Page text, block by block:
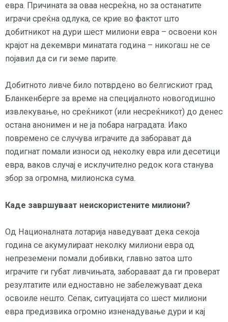
евра. Причината за оваа несреќна, но за останатите
играчи среќна одлука, се крие во фактот што
добитникот на дури шест милиони евра – освоени кон
крајот на декември минатата година – никогаш не се
појавил да си ги земе парите.
Добитното ливче било потврдено во белгискиот град
Бланкенберге за време на специјалното новогодишно
извлекување, но среќникот (или несреќникот) до денес
остана анонимен и не ја побара наградата. Иако
повремено се случува играчите да заборават да
подигнат помали износи од неколку евра или десетици
евра, ваков случај е исклучително редок кога станува
збор за огромна, милионска сума.
Каде завршуваат неискористените милиони?
Од Националната лотарија наведуваат дека секоја
година се акумулираат неколку милиони евра од
непреземени помали добивки, главно затоа што
играчите ги губат ливчињата, забораваат да ги проверат
резултатите или едноставно не забележуваат дека
освоиле нешто. Сепак, ситуацијата со шест милиони
евра предизвика огромно изненадување дури и кај